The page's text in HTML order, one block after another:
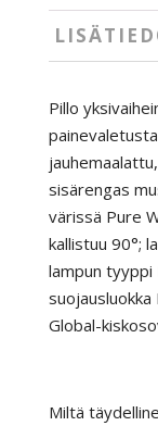
Pillo
sisärengas
värissä Pure
kallistuu 90°;
lampun tyyppi
suojausluokka
Global-
Miltä